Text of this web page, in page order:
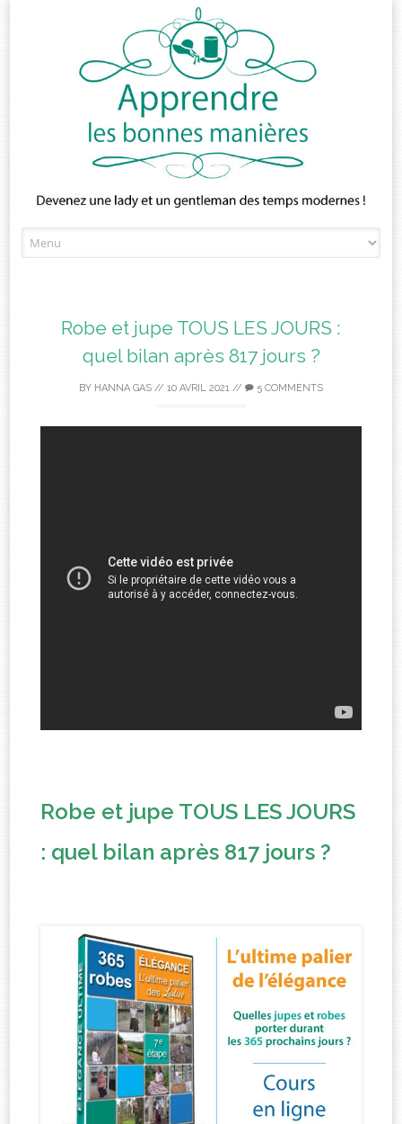
to
Robe et jupe TOUS LES JOURS :
quel bilan après 817 jours ?
BY HANNA GAS // 10 AVRIL 2021 // 5 COMMENTS
Robe et jupe TOUS LES JOURS
: quel bilan après 817 jours ?